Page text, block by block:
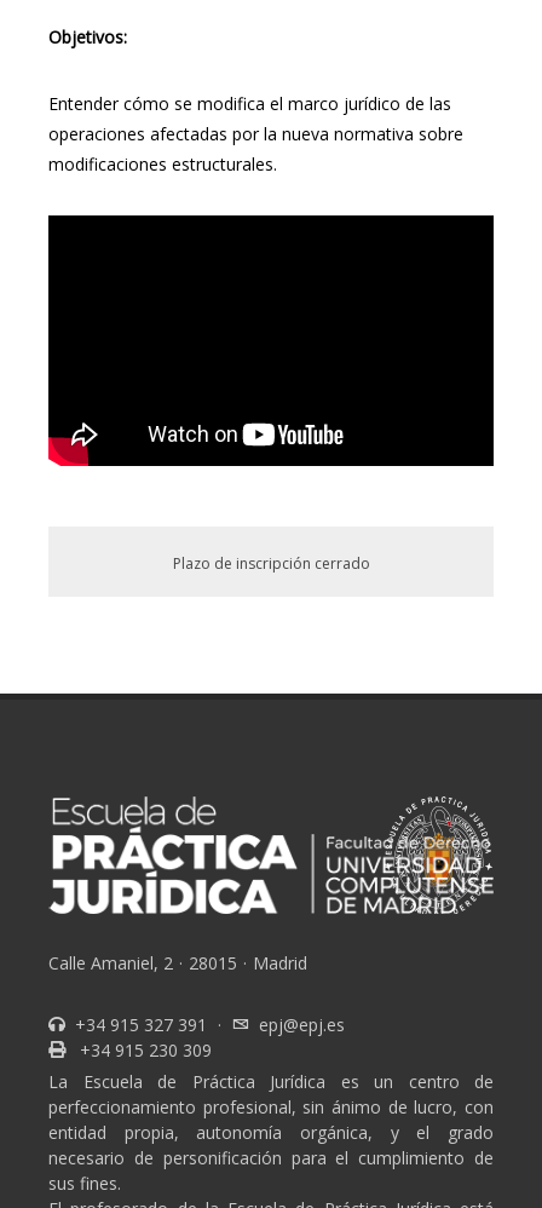
Objetivos:
Entender cómo se modifica el marco jurídico de las
operaciones afectadas por la nueva normativa sobre
modificaciones estructurales.
Plazo de inscripción cerrado
Calle Amaniel, 2 · 28015 · Madrid
+34 915 327 391 ·
epj@epj.es
+34 915 230 309
La Escuela de Práctica Jurídica es un centro de
perfeccionamiento profesional, sin ánimo de lucro, con
entidad propia, autonomía orgánica, y el grado
necesario de personificación para el cumplimiento de
sus fines.